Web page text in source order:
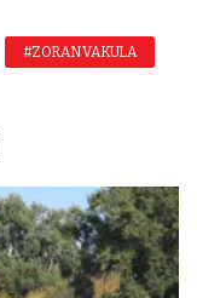
#ZORAN VAKULA